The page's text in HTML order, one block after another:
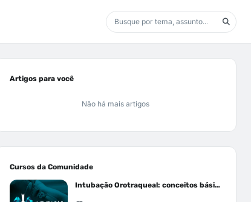
Artigos para você
Não há mais artigos
Cursos da Comunidade
Intubação Orotraqueal: conceitos básicos